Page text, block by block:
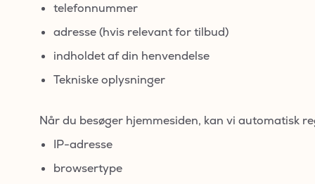
telefonnummer
adresse (hvis relevant for tilbud)
indholdet af din henvendelse
Tekniske oplysninger
Når du besøger hjemmesiden, kan vi automatisk
IP-adresse
browsertype